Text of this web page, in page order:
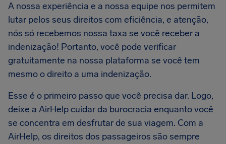
A nossa experiência e a nossa equipe nos permitem
lutar pelos seus direitos com eficiência, e atenção,
nós só recebemos nossa taxa se você receber a
indenização! Portanto, você pode verificar
gratuitamente na nossa plataforma se você tem
mesmo o direito a uma indenização.
Esse é o primeiro passo que você precisa dar. Logo,
deixe a AirHelp cuidar da burocracia enquanto você
se concentra em desfrutar de sua viagem. Com a
AirHelp, os direitos dos passageiros são sempre